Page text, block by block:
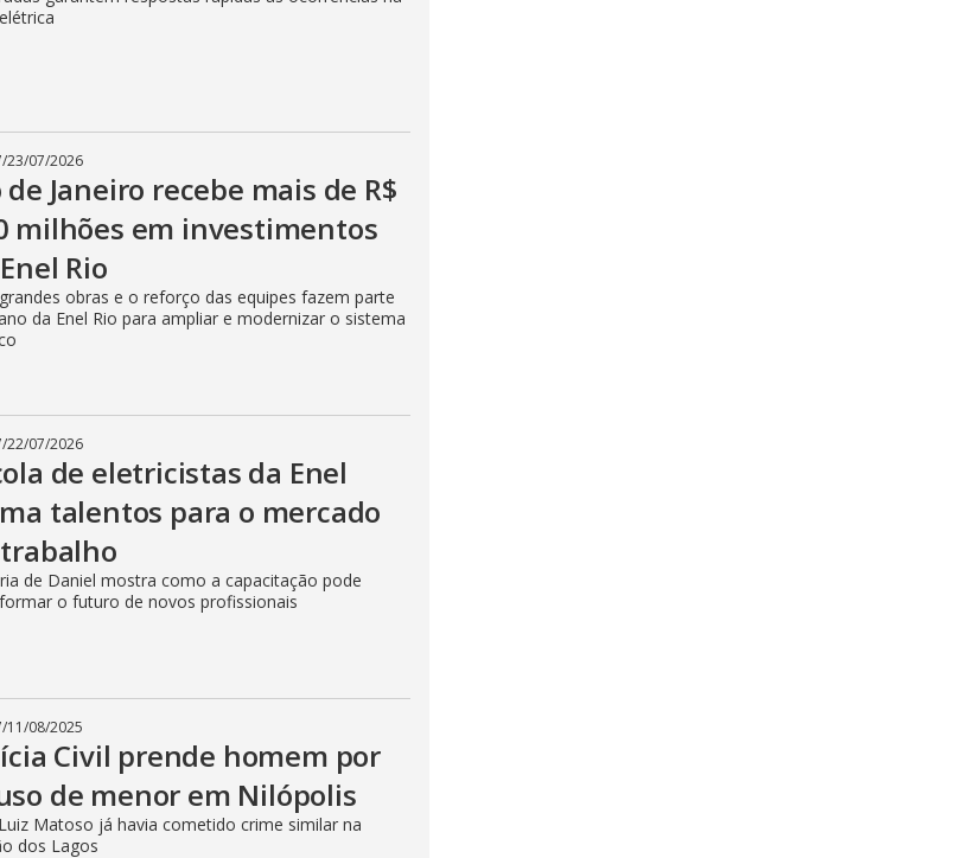
/23/07/2026
de Janeiro recebe mais de R$
milhões em investimentos
Rio
obras e o reforço das equipes fazem parte
da Enel Rio para ampliar e modernizar o sistema
/22/07/2026
de eletricistas da Enel
talentos para o mercado
de Daniel mostra como a capacitação pode
o futuro de novos profissionais
/11/08/2025
Civil prende homem por
de menor em Nilópolis
Matoso já havia cometido crime similar na
dos Lagos